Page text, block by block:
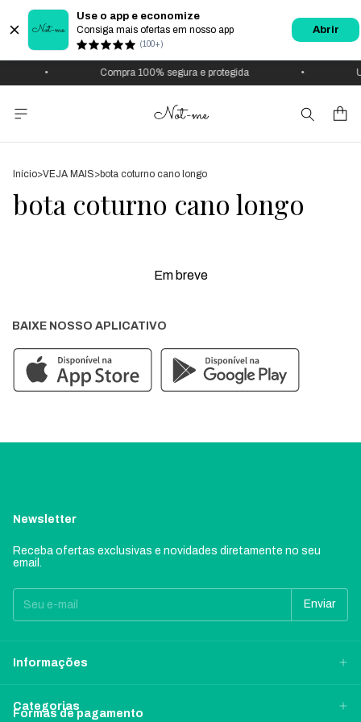
Use o app e economize
Consiga mais ofertas em nosso app
(100+)
Abrir
• Compra 100% segura e protegida •
Início>VEJA MAIS>bota coturno cano longo
bota coturno cano longo
Em breve
BAIXE NOSSO APLICATIVO
Newsletter
Receba ofertas exclusivas e novidades diretamente no seu
email.
Informações
Categorias
Formas de pagamento